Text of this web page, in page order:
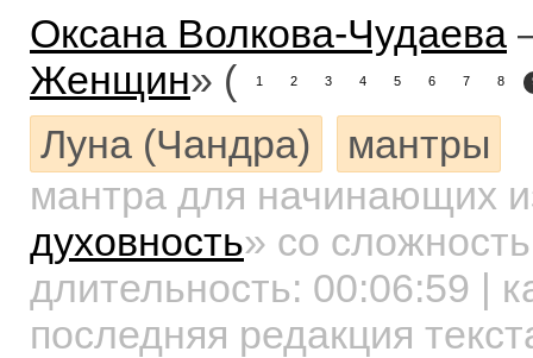
Оксана Волкова-Чудаева
Женщин» ( 1 2 3 4 5 6 7 8
Луна (Чандра)
мантры
мантра для начинающих
духовность» со
длительность: 00:06:59 |
последняя редакция